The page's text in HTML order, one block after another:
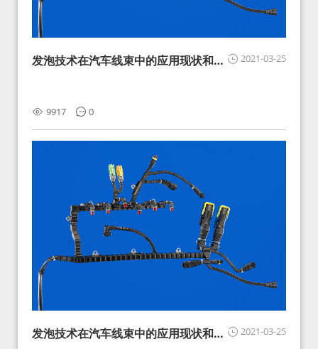
2021-03-25
发泡技术在汽车线束中的应用现状和展
9917 0
2021-03-25
发泡技术在汽车线束中的应用现状和展